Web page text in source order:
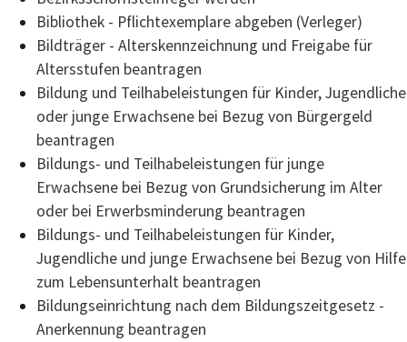
Bibliothek - Pflichtexemplare abgeben (Verleger)
Bildträger - Alterskennzeichnung und Freigabe für
Altersstufen beantragen
Bildung und Teilhabeleistungen für Kinder, Jugendliche
oder junge Erwachsene bei Bezug von Bürgergeld
beantragen
Bildungs- und Teilhabeleistungen für junge
Erwachsene bei Bezug von Grundsicherung im Alter
oder bei Erwerbsminderung beantragen
Bildungs- und Teilhabeleistungen für Kinder,
Jugendliche und junge Erwachsene bei Bezug von Hilfe
zum Lebensunterhalt beantragen
Bildungseinrichtung nach dem Bildungszeitgesetz -
Anerkennung beantragen